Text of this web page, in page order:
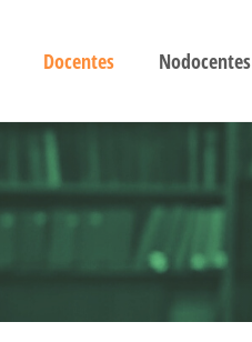
Docentes Nodocentes